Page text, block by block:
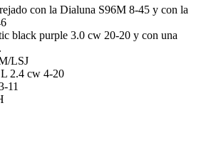
con la Dialuna S96M 8-45 y con la
black purple 3.0 cw 20-20 y con una
LSJ
2.4 cw 4-20
11